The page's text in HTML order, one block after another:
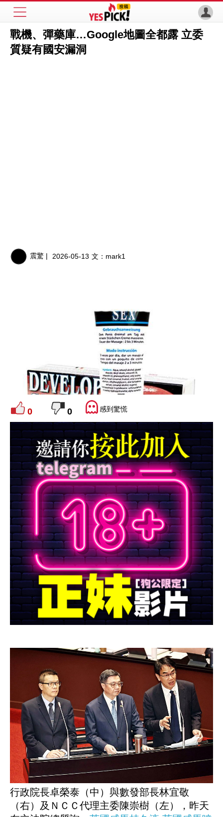
戰機、彈藥庫…Google地圖全都露 立委
質疑有國安漏洞
震驚 | 2026-05-13 文： mark1
0 0 感到驚慌
行政院長卓榮泰（中）與數發部長林宜敬
（右）及ＮＣＣ代理主委陳崇樹（左），昨天